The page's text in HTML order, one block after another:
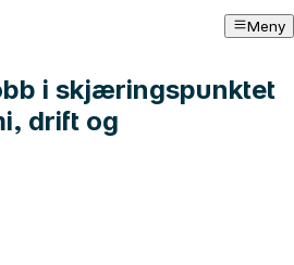
Meny
i skjæringspunktet
drift og